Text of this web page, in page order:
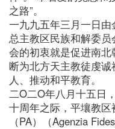
之路”。
一九九五年三月一日
总主教区民族和解委
会的初衷就是促进南
断为北方天主教徒虔
人、推动和平教育。
二O二O年八月十五日
十周年之际，平壤教区
（PA）（Agenzia